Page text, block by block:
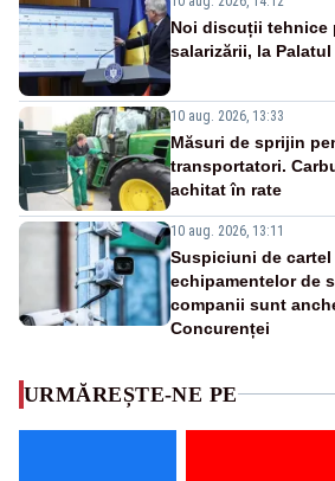
Noi discuții tehnice
salarizării, la
10 aug. 2026, 13:33
Măsuri de sprijin
transportatori.
achitat în rate
10 aug. 2026, 13:11
Suspiciuni de
echipamentelor de
companii sunt
Concurenței
URMĂREȘTE-NE PE